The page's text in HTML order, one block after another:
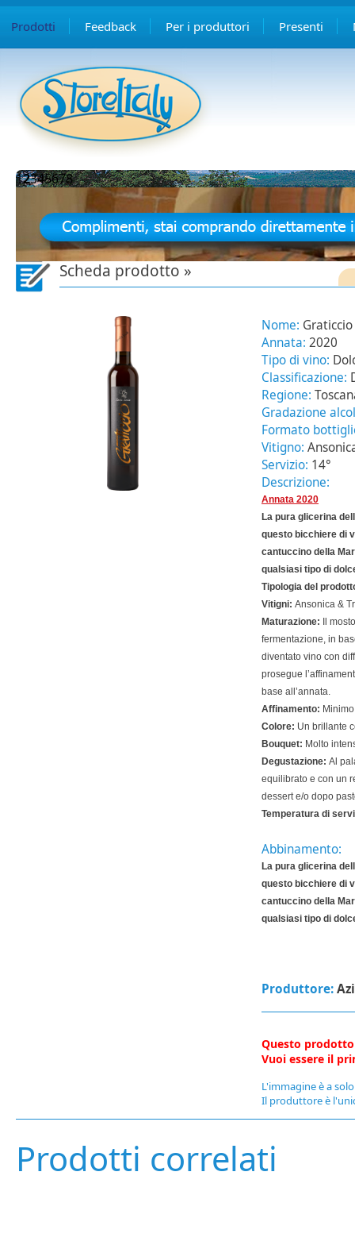
Prodotti Feedback Per i produttori Presenti
12345678
Scheda prodotto »
Nome: Graticcio
Annata: 2020
Tipo di vino:
Classificazione:
Regione:
Gradazione
Formato
Vitigno:
Servizio: 14°
Descrizione:
Annata 2020
La pura glicerina
questo bicchiere di
cantuccino della
qualsiasi tipo di
Tipologia del
Vitigni: Ansonica &
Maturazione: Il
fermentazione, in
diventato vino con
prosegue
base all’annata.
Affinamento:
Colore: Un brillante
Bouquet: Molto
Degustazione: Al
equilibrato e con un
dessert e/o dopo
Temperatura di
Abbinamento:
La pura glicerina
questo bicchiere di
cantuccino della
qualsiasi tipo di
Produttore:
Questo
Vuoi essere il
L'immagine è a
Il produttore è
Prodotti correlati